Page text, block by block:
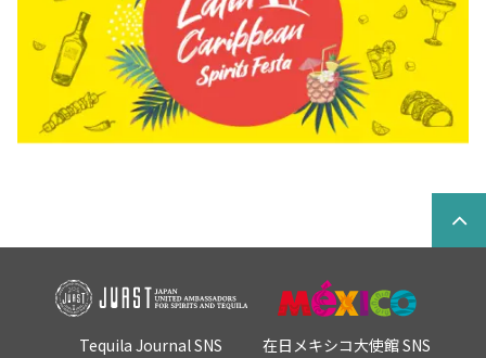
Tequila Journal SNS 在日メキシコ大使館 SNS